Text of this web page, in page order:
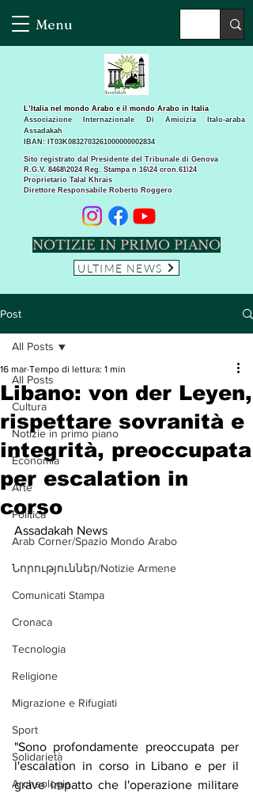
Menu
Sito registrato dal Presidente del Tribunale di Genova
R.G.V. 8468\2024 Reg. Stampa n 16\24 cron.61\24 ​
Proprietario Talal Khrais
Direttore Responsabile Roberto Roggero
L’Italia nel mondo Arabo e il mondo Arabo in Italia
Associazione Internazionale Di Amicizia Italo-araba
Assadakah
IBAN: IT03K0832703261000000002834
NOTIZIE IN PRIMO PIANO
ULTIME NEWS
Post
All Posts
Cultura
Notizie in primo piano
Economia
Arte
Politica
Arab Corner/Spazio Mondo Arabo
Նորություններ/Notizie Armene
Comunicati Stampa
Cronaca
Tecnologia
Religione
Migrazione e Rifugiati
Sport
Solidarietà
Archeologia
All Posts
Libano: von der Leyen,
rispettare sovranità e
integrità, preoccupata
per escalation in
corso
16 mar Tempo di lettura: 1 min
Assadakah News
"Sono profondamente preoccupata per
l'escalation in corso in Libano e per il
grave impatto che l'operazione militare